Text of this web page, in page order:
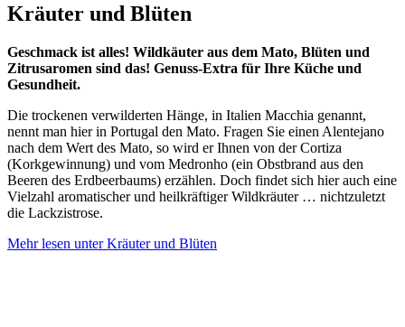
Kräuter und Blüten
Geschmack ist alles! Wildkäuter aus dem Mato, Blüten und
Zitrusaromen sind das! Genuss-Extra für Ihre Küche und
Gesundheit.
Die trockenen verwilderten Hänge, in Italien Macchia genannt,
nennt man hier in Portugal den Mato. Fragen Sie einen Alentejano
nach dem Wert des Mato, so wird er Ihnen von der Cortiza
(Korkgewinnung) und vom Medronho (ein Obstbrand aus den
Beeren des Erdbeerbaums) erzählen. Doch findet sich hier auch eine
Vielzahl aromatischer und heilkräftiger Wildkräuter … nichtzuletzt
die Lackzistrose.
Mehr lesen unter Kräuter und Blüten